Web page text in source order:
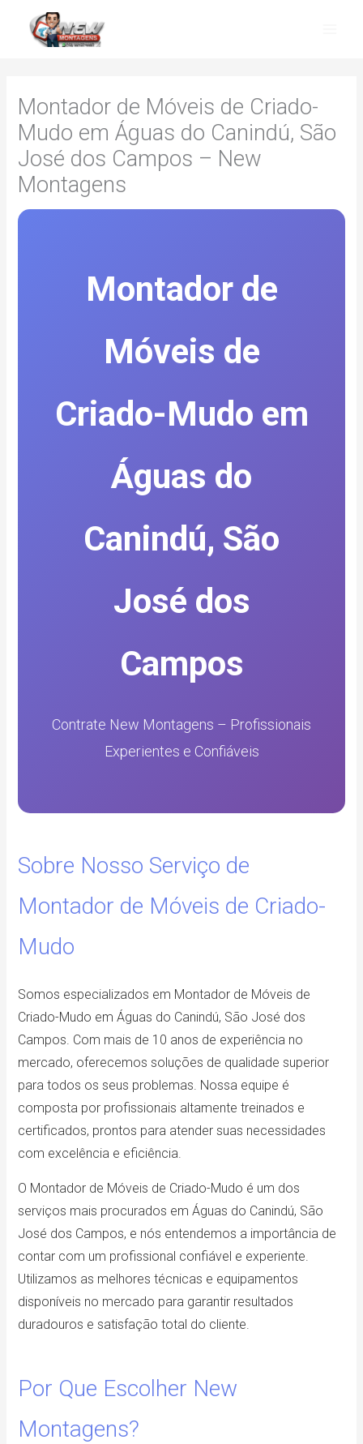
Montador de Móveis de Criado-
Mudo em Águas do Canindú, São
José dos Campos – New
Montagens
Montador de
Móveis de
Criado-Mudo em
Águas do
Canindú, São
José dos
Campos
Contrate New Montagens – Profissionais
Experientes e Confiáveis
Sobre Nosso Serviço de
Montador de Móveis de Criado-
Mudo
Somos especializados em Montador de Móveis de
Criado-Mudo em Águas do Canindú, São José dos
Campos. Com mais de 10 anos de experiência no
mercado, oferecemos soluções de qualidade superior
para todos os seus problemas. Nossa equipe é
composta por profissionais altamente treinados e
certificados, prontos para atender suas necessidades
com excelência e eficiência.
O Montador de Móveis de Criado-Mudo é um dos
serviços mais procurados em Águas do Canindú, São
José dos Campos, e nós entendemos a importância de
contar com um profissional confiável e experiente.
Utilizamos as melhores técnicas e equipamentos
disponíveis no mercado para garantir resultados
duradouros e satisfação total do cliente.
Por Que Escolher New
Montagens?